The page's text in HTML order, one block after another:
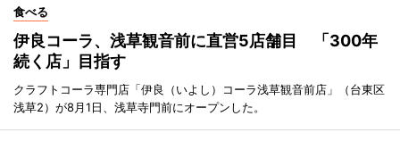
食べる
伊良コーラ、浅草観音前に直営5店舗目 「300年
続く店」目指す
クラフトコーラ専門店「伊良（いよし）コーラ浅草観音前店」（台東区
浅草2）が8月1日、浅草寺門前にオープンした。